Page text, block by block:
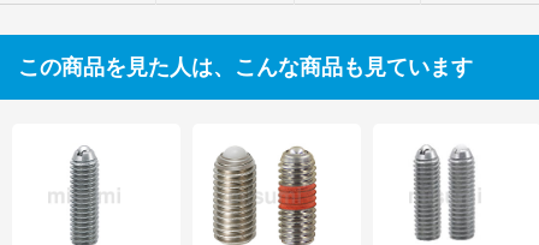
この商品を見た人は、こんな商品も見ています